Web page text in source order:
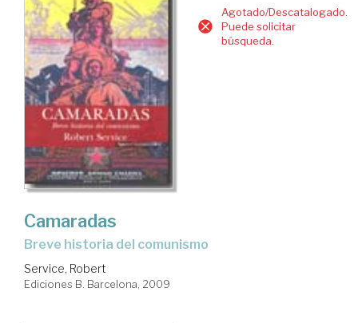
Agotado/Descatalogado.
Puede solicitar
búsqueda.
Camaradas
breve historia del comunismo
Service, Robert
Ediciones B. Barcelona, 2009